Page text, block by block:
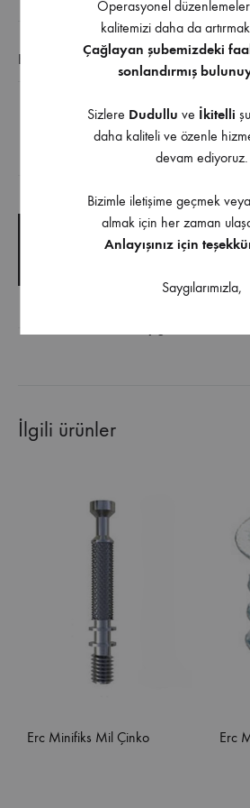
EK BILGI
Plastik Şerit Dübel M6 / 8 x
İlgili ürünler
Erc Minifiks Mil Çinko Erc
Operasyonel
kalitemizi daha da
Çağlayan şubemizdeki
sonlandırmış
Sizlere Dudullu ve İkitelli
daha kaliteli ve özenle
devam ediyoruz.
Bizimle iletişime geçmek
almak için her zaman
Anlayışınız için
Saygılarımızla,